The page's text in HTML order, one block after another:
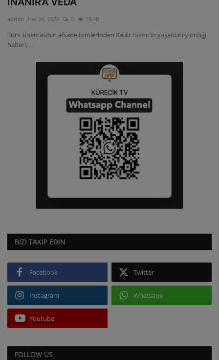
ULUSLARARASI
SAĞLIK VE YAŞAM TARZI
admin Haz 26, 2026 0 19.4B
Türk sinemasının efsane isimlerinden Kadir İnanır’ın yaşamını yitirdiği
haberi, ...
BIZI TAKIP EDIN
Facebook Twitter
Instagram Whatsapp
Youtube
FOLLOW US